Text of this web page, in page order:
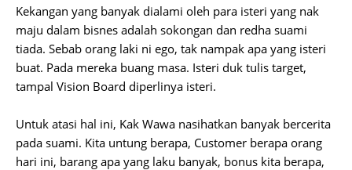
Kekangan yang banyak dialami oleh para isteri yang nak
maju dalam bisnes adalah sokongan dan redha suami
tiada. Sebab orang laki ni ego, tak nampak apa yang isteri
buat. Pada mereka buang masa. Isteri duk tulis target,
tampal Vision Board diperlinya isteri.
Untuk atasi hal ini, Kak Wawa nasihatkan banyak bercerita
pada suami. Kita untung berapa, Customer berapa orang
hari ini, barang apa yang laku banyak, bonus kita berapa,